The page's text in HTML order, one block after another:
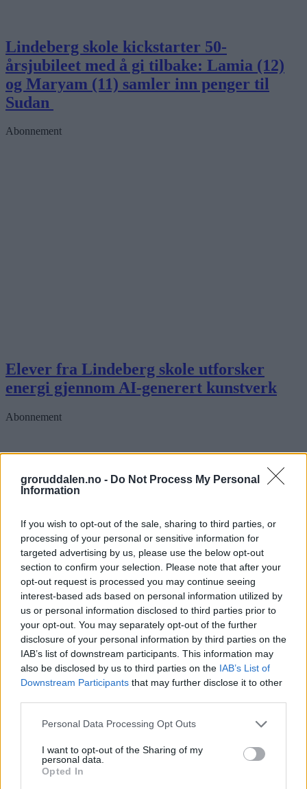
groruddalen.no - Do Not Process My Personal
Information
If you wish to opt-out of the sale, sharing to third parties, or
processing of your personal or sensitive information for
targeted advertising by us, please use the below opt-out
section to confirm your selection. Please note that after your
opt-out request is processed you may continue seeing
interest-based ads based on personal information utilized by
us or personal information disclosed to third parties prior to
your opt-out. You may separately opt-out of the further
disclosure of your personal information by third parties on the
IAB’s list of downstream participants. This information may
also be disclosed by us to third parties on the IAB’s List of
Downstream Participants that may further disclose it to other
Personal Data Processing Opt Outs
I want to opt-out of the Sharing of my
personal data.
Opted In
Lindeberg skole kickstarter 50-
årsjubileet med å gi tilbake: Lamia (12)
og Maryam (11) samler inn penger til
Sudan
Abonnement
Elever fra Lindeberg skole utforsker
energi gjennom AI-generert kunstverk
Abonnement
På mandag begynner skolen: – Jeg gleder
meg til lekser
Abonnement